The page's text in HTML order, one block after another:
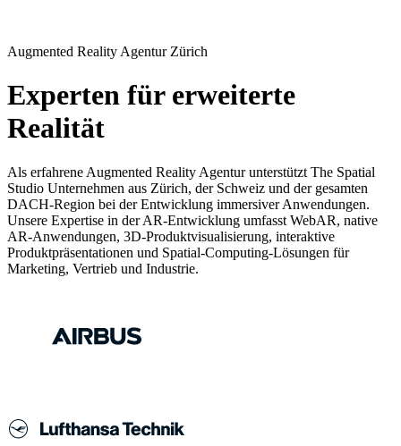
Augmented Reality Agentur Zürich
Experten für erweiterte
Realität
Als erfahrene Augmented Reality Agentur unterstützt The Spatial
Studio Unternehmen aus Zürich, der Schweiz und der gesamten
DACH-Region bei der Entwicklung immersiver Anwendungen.
Unsere Expertise in der AR-Entwicklung umfasst WebAR, native
AR-Anwendungen, 3D-Produktvisualisierung, interaktive
Produktpräsentationen und Spatial-Computing-Lösungen für
Marketing, Vertrieb und Industrie.